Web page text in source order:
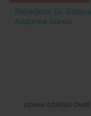
Bebeğinizi Ek Gıdaya
Alıştırma Süreci
UZMAN GÖRÜŞÜ ÖNER